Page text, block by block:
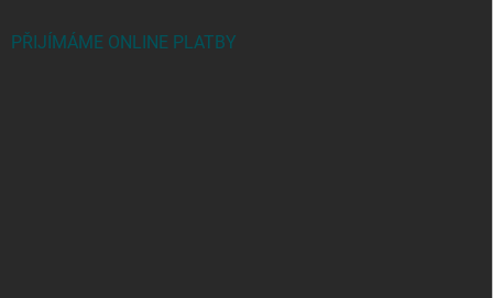
PŘIJÍMÁME ONLINE PLATBY